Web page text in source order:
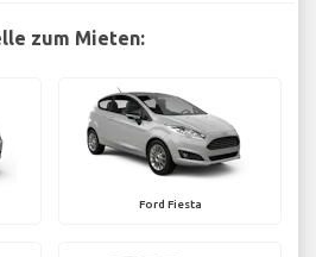
zum Mieten:
Ford Fiesta